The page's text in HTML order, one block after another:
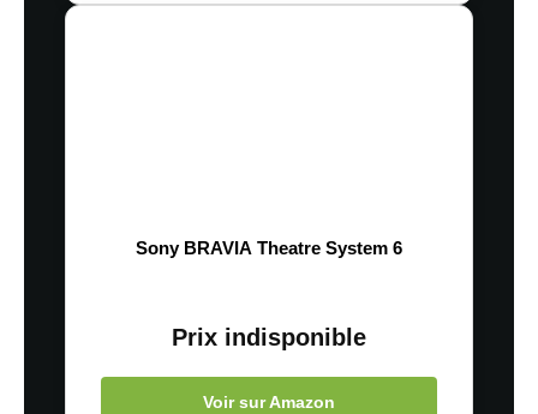
Sony BRAVIA Theatre System 6
Prix indisponible
Voir sur Amazon